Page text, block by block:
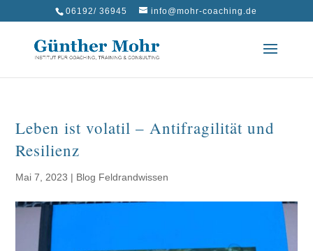
06192/ 36945 info@mohr-coaching.de
Leben ist volatil – Antifragilität und
Resilienz
Mai 7, 2023 | Blog Feldrandwissen